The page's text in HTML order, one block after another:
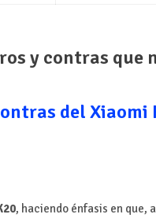
y contras que
del Xiaomi
, haciendo énfasis en que,